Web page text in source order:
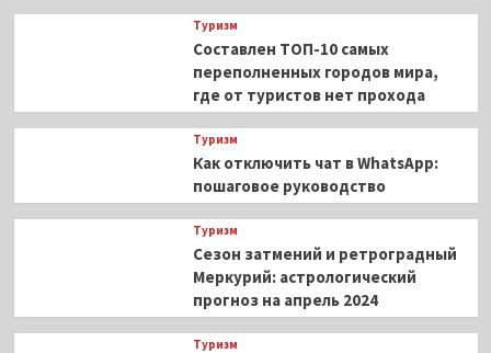
Туризм
Составлен ТОП-10 самых
переполненных городов мира,
где от туристов нет прохода
Туризм
Как отключить чат в WhatsApp:
пошаговое руководство
Туризм
Сезон затмений и ретроградный
Меркурий: астрологический
прогноз на апрель 2024
Туризм